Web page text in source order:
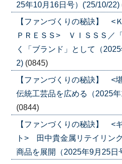
25年10月16日号）('25/10/22)
【ファンづくりの秘訣】 <
ＰＲＥＳＳ> ＶＩＳＳＳ／
く「ブランド」として（
2) (0845)
【ファンづくりの秘訣】 <
伝統工芸品を広める（2025
(0844)
【ファンづくりの秘訣】 <
ト> 田中貴金属リテイリン
商品を展開（2025年9月25日